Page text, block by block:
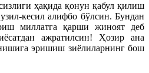
ҳақида қонун қабул қилиш
кесил алифбо бўлсин. Бундан
миллатга қарши жиноят деб
ажратилсин! Ҳозир ана
эришиш зиёлиларнинг бош